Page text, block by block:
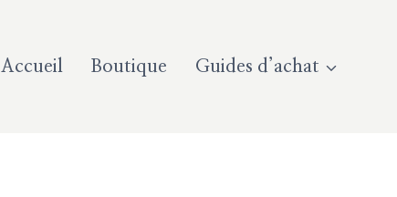
Accueil Boutique Guides d’achat